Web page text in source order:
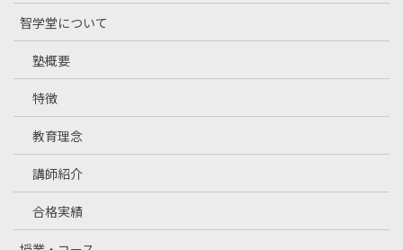
智学堂について
塾概要
特徴
教育理念
講師紹介
合格実績